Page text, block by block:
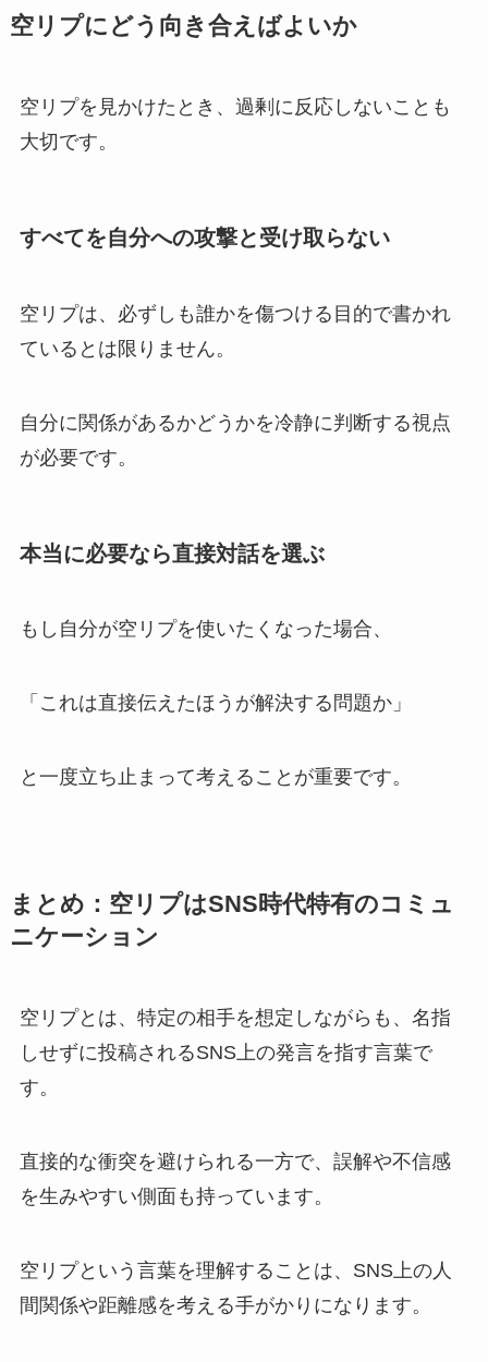
空リプにどう向き合えばよいか
空リプを見かけたとき、過剰に反応しないことも
大切です。
すべてを自分への攻撃と受け取らない
空リプは、必ずしも誰かを傷つける目的で書かれ
ているとは限りません。
自分に関係があるかどうかを冷静に判断する視点
が必要です。
本当に必要なら直接対話を選ぶ
もし自分が空リプを使いたくなった場合、
「これは直接伝えたほうが解決する問題か」
と一度立ち止まって考えることが重要です。
まとめ：空リプはSNS時代特有のコミュ
ニケーション
空リプとは、特定の相手を想定しながらも、名指
しせずに投稿されるSNS上の発言を指す言葉で
す。
直接的な衝突を避けられる一方で、誤解や不信感
を生みやすい側面も持っています。
空リプという言葉を理解することは、SNS上の人
間関係や距離感を考える手がかりになります。